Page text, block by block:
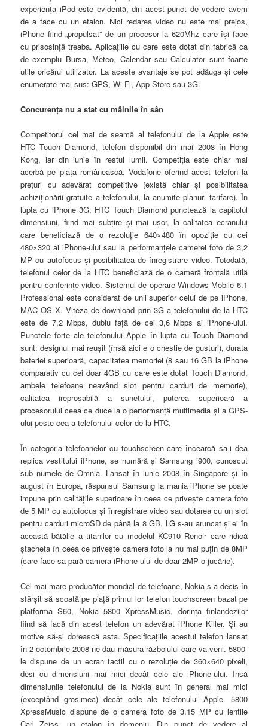
experienţa iPod este evidentă, din acest punct de vedere avem
de a face cu un etalon. Nici redarea video nu este mai prejos,
iPhone fiind „propulsat” de un procesor la 620Mhz care îşi face
cu prisosinţă treaba. Aplicaţiile cu care este dotat din fabrică ca
de exemplu Bursa, Meteo, Calendar sau Calculator sunt foarte
utile oricărui utilizator. La aceste avantaje se pot adăuga şi cele
enumerate mai sus: GPS, Wi-Fi, App Store sau 3G.
Concurenţa nu a stat cu mâinile în sân
Competitorul cel mai de seamă al telefonului de la Apple este
HTC Touch Diamond, telefon disponibil din mai 2008 în Hong
Kong, iar din iunie în restul lumii. Competiţia este chiar mai
acerbă pe piaţa românească, Vodafone oferind acest telefon la
preţuri cu adevărat competitive (există chiar şi posibilitatea
achiziţionării gratuite a telefonului, la anumite planuri tarifare). În
lupta cu iPhone 3G, HTC Touch Diamond punctează la capitolul
dimensiuni, fiind mai subţire şi mai uşor, la calitatea ecranului
care beneficiază de o rezoluţie 640×480 în opoziţie cu cei
480×320 ai iPhone-ului sau la performanţele camerei foto de 3,2
MP cu autofocus şi posibilitatea de înregistrare video. Totodată,
telefonul celor de la HTC beneficiază de o cameră frontală utilă
pentru conferinţe video. Sistemul de operare Windows Mobile 6.1
Professional este considerat de unii superior celui de pe iPhone,
MAC OS X. Viteza de download prin 3G a telefonului de la HTC
este de 7,2 Mbps, dublu faţă de cei 3,6 Mbps ai iPhone-ului.
Punctele forte ale telefonului Apple în lupta cu Touch Diamond
sunt: designul mai reuşit (însă aici e o chestie de gusturi), durata
bateriei superioară, capacitatea memoriei (8 sau 16 GB la iPhone
comparativ cu cei doar 4GB cu care este dotat Touch Diamond,
ambele telefoane neavând slot pentru carduri de memorie),
calitatea ireproşabilă a sunetului, puterea superioară a
procesorului ceea ce duce la o performanţă multimedia şi a GPS-
ului peste cea a telefonului celor de la HTC.
În categoria telefoanelor cu touchscreen care încearcă sa-i dea
replica vestitului iPhone, se numără şi Samsung i900, cunoscut
sub numele de Omnia. Lansat în iunie 2008 în Singapore şi în
august în Europa, răspunsul Samsung la mania iPhone se poate
impune prin calităţile superioare în ceea ce priveşte camera foto
de 5 MP cu autofocus şi înregistrare video sau dotarea cu un slot
pentru carduri microSD de până la 8 GB. LG s-au aruncat şi ei în
această bătălie a titanilor cu modelul KC910 Renoir care ridică
ştacheta în ceea ce priveşte camera foto la nu mai puţin de 8MP
(care face sa pară camera iPhone-ului de doar 2MP o jucărie).
Cel mai mare producător mondial de telefoane, Nokia s-a decis în
sfârşit să scoată pe piaţă primul lor telefon touchscreen bazat pe
platforma S60, Nokia 5800 XpressMusic, dorinţa finlandezilor
fiind să facă din acest telefon un adevărat iPhone Killer. Şi au
motive să-şi dorească asta. Specificaţiile acestui telefon lansat
în 2 octombrie 2008 ne dau măsura războiului care va veni. 5800-
le dispune de un ecran tactil cu o rezoluţie de 360×640 pixeli,
deşi cu dimensiuni mai mici decât cele ale iPhone-ului. Însă
dimensiunile telefonului de la Nokia sunt în general mai mici
(exceptând grosimea) decât cele ale telefonului Apple. 5800
XpressMusic dispune de o camera foto de 3.15 MP cu lentile